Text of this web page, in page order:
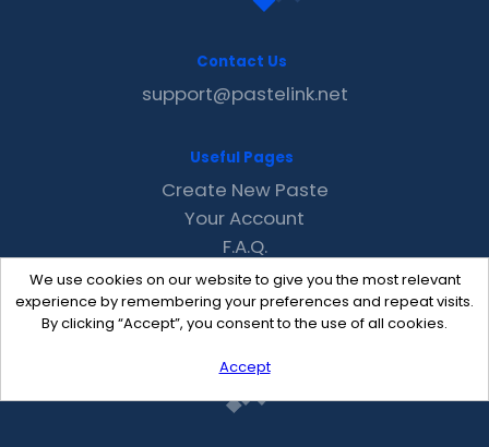
We use cookies on our website to give you the most relevant
experience by remembering your preferences and repeat visits.
By clicking “Accept”, you consent to the use of all cookies.
Accept
Contact Us
support@pastelink.net
Useful Pages
Create New Paste
Your Account
F.A.Q.
Recent
Contact